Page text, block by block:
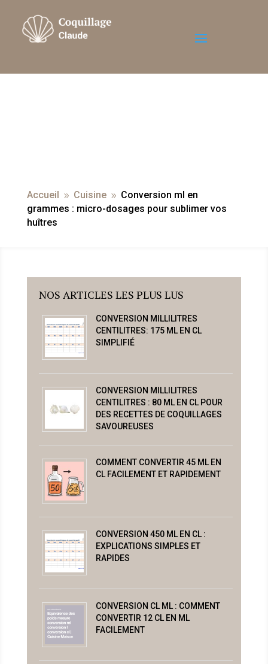
Accueil 9 Cuisine 9 Conversion ml en
grammes : micro-dosages pour sublimer vos
huîtres
NOS ARTICLES LES PLUS LUS
CONVERSION MILLILITRES
CENTILITRES: 175 ML EN CL
SIMPLIFIÉ
CONVERSION MILLILITRES
CENTILITRES : 80 ML EN CL POUR
DES RECETTES DE COQUILLAGES
SAVOUREUSES
COMMENT CONVERTIR 45 ML EN
CL FACILEMENT ET RAPIDEMENT
CONVERSION 450 ML EN CL :
EXPLICATIONS SIMPLES ET
RAPIDES
CONVERSION CL ML : COMMENT
CONVERTIR 12 CL EN ML
FACILEMENT